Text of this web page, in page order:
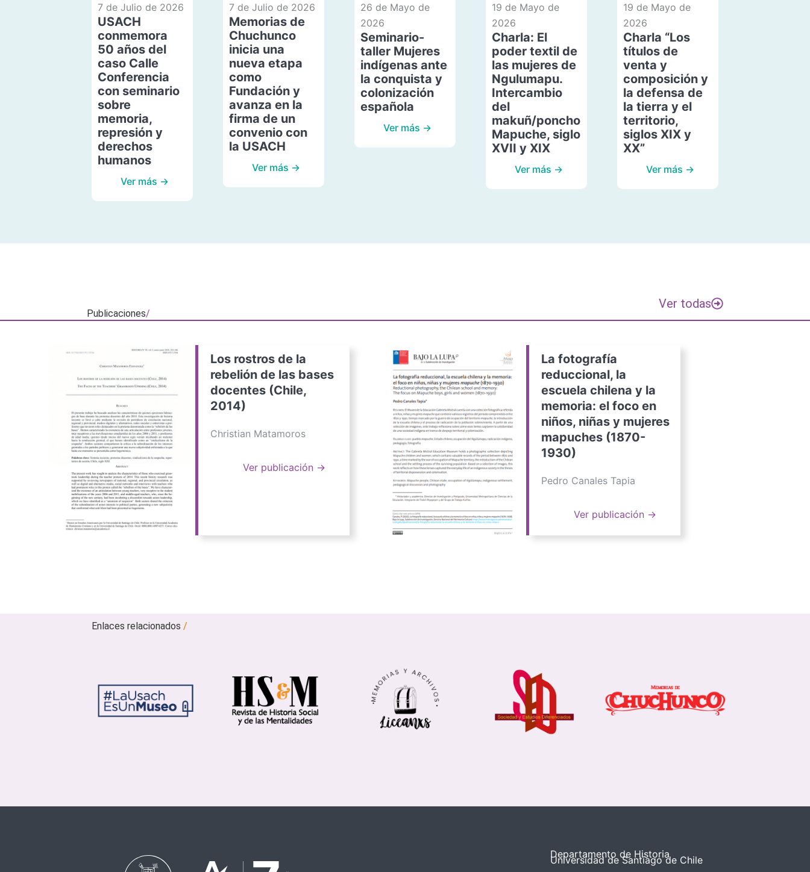
7 de Julio de 2026
USACH
conmemora
50 años del
caso Calle
Conferencia
con seminario
sobre
memoria,
represión y
derechos
humanos
Ver más →
7 de Julio de 2026
Memorias de
Chuchunco
inicia una
nueva etapa
como
Fundación y
avanza en la
firma de un
convenio con
la USACH
Ver más →
26 de Mayo de
2026
Seminario-
taller Mujeres
indígenas ante
la conquista y
colonización
española
Ver más →
19 de Mayo de
2026
Charla: El
poder textil de
las mujeres de
Ngulumapu.
Intercambio
del
makuñ/poncho
Mapuche, siglo
XVII y XIX
Ver más →
19 de Mayo de
2026
Charla “Los
títulos de
venta y
composición y
la defensa de
la tierra y el
territorio,
siglos XIX y
XX”
Ver más →
Publicaciones/
Ver todas
Los rostros de la
rebelión de las bases
docentes (Chile,
2014)
Christian Matamoros
Ver publicación →
La fotografía
reduccional, la
escuela chilena y la
memoria: el foco en
niños, niñas y mujeres
mapuches (1870-
1930)
Pedro Canales Tapia
Ver publicación →
Enlaces relacionados/
Departamento de Historia
Universidad de Santiago de Chile